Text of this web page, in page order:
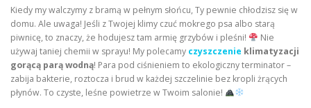
Kiedy my walczymy z bramą w pełnym słońcu, Ty pewnie chłodzisz się w
domu. Ale uwaga! Jeśli z Twojej klimy czuć mokrego psa albo starą
piwnicę, to znaczy, że hodujesz tam armię grzybów i pleśni!
Nie
używaj taniej chemii w sprayu! My polecamy czyszczenie klimatyzacji
gorącą parą wodną! Para pod ciśnieniem to ekologiczny terminator –
zabija bakterie, roztocza i brud w każdej szczelinie bez kropli żrących
płynów. To czyste, leśne powietrze w Twoim salonie!